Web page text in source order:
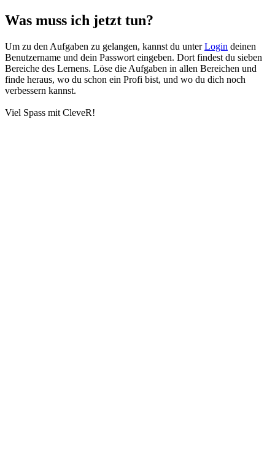
Was muss ich jetzt tun?
Um zu den Aufgaben zu gelangen, kannst du unterLogin deinen
Benutzername und dein Passwort eingeben. Dort findest du sieben
Bereiche des Lernens. Löse die Aufgaben in allen Bereichen und
finde heraus, wo du schon ein Profi bist, und wo du dich noch
verbessern kannst.
Viel Spass mit CleveR!